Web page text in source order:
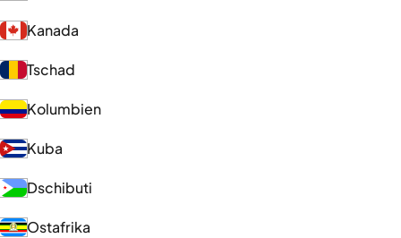
Kanada
Tschad
Kolumbien
Kuba
Dschibuti
Ostafrika